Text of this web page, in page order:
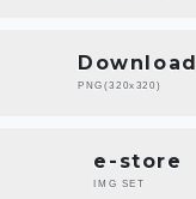
Download
PNG(320x320)
e-store
IMG SET